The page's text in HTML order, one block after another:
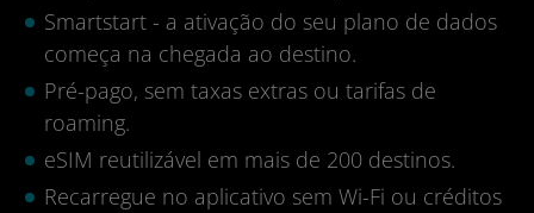
Smartstart - a ativação do seu plano de dados
começa na chegada ao destino.
Pré-pago, sem taxas extras ou tarifas de
roaming.
eSIM reutilizável em mais de 200 destinos.
Recarregue no aplicativo sem Wi-Fi ou créditos